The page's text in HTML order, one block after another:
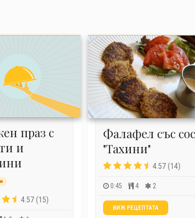
праз с
и
4.57 (15)
Фалафел със
"Тахини"
4.57 (14)
0:45 4 2
ВИЖ РЕЦЕПТАТА